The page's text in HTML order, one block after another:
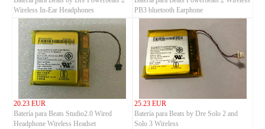
Wireless In-Ear Headphones
PB3 bluetooth Earphone
20.23 EUR
Batería para Beats Studio2.0 Wired
Headphone Wireless Headset
25.23 EUR
Batería para Beats by Dre Solo 2 and
Solo 3 Wireless